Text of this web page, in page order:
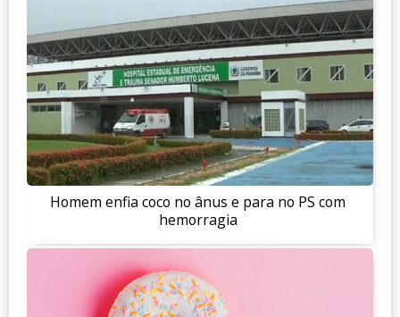
Homem enfia coco no ânus e para no PS com
hemorragia